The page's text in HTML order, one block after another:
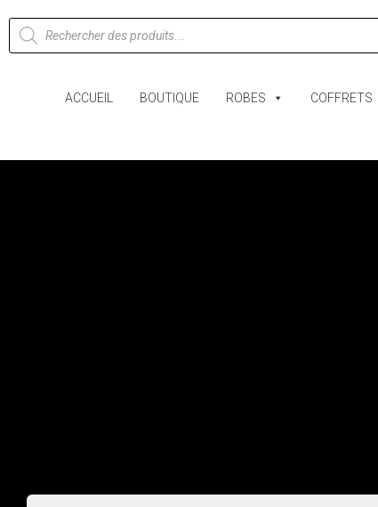
ACCUEIL BOUTIQUE ROBES COFFRETS